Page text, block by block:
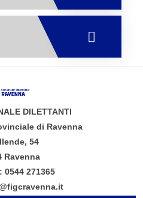
DILETTANTI
di Ravenna
54
Ravenna
0544 271365